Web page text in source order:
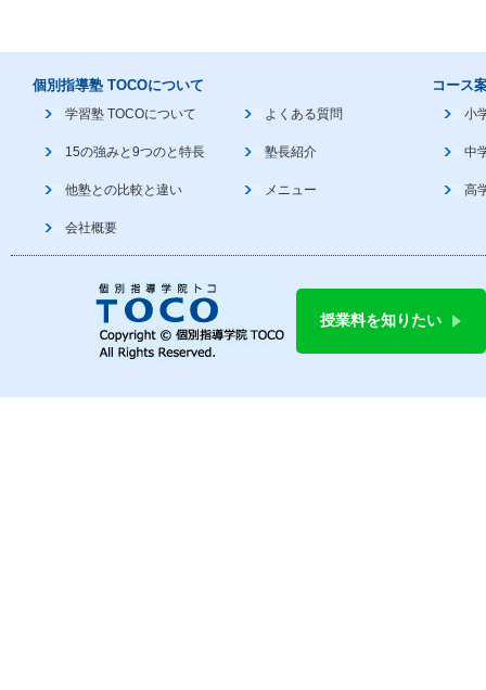
個別指導塾 TOCOについて
学習塾 TOCOについて
15の強みと9つのと特長
他塾との比較と違い
会社概要
よくある質問
塾長紹介
メニュー
コース
小
中
高
授業料を知りたい